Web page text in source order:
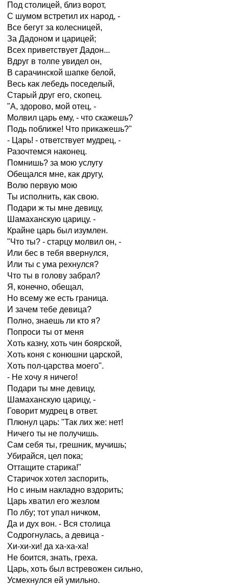
Под столицей, близ ворот,
С шумом встретил их народ, -
Все бегут за колесницей,
За Дадоном и царицей;
Всех приветствует Дадон...
Вдруг в толпе увидел он,
В сарачинской шапке белой,
Весь как лебедь поседелый,
Старый друг его, скопец.
"А, здорово, мой отец, -
Молвил царь ему, - что скажешь?
Подь поближе! Что прикажешь?"
- Царь! - ответствует мудрец, -
Разочтемся наконец.
Помнишь? за мою услугу
Обещался мне, как другу,
Волю первую мою
Ты исполнить, как свою.
Подари ж ты мне девицу,
Шамаханскую царицу. -
Крайне царь был изумлен.
"Что ты? - старцу молвил он, -
Или бес в тебя ввернулся,
Или ты с ума рехнулся?
Что ты в голову забрал?
Я, конечно, обещал,
Но всему же есть граница.
И зачем тебе девица?
Полно, знаешь ли кто я?
Попроси ты от меня
Хоть казну, хоть чин боярской,
Хоть коня с конюшни царской,
Хоть пол-царства моего".
- Не хочу я ничего!
Подари ты мне девицу,
Шамаханскую царицу, -
Говорит мудрец в ответ.
Плюнул царь: "Так лих же: нет!
Ничего ты не получишь.
Сам себя ты, грешник, мучишь;
Убирайся, цел пока;
Оттащите старика!"
Старичок хотел заспорить,
Но с иным накладно вздорить;
Царь хватил его жезлом
По лбу; тот упал ничком,
Да и дух вон. - Вся столица
Содрогнулась, а девица -
Хи-хи-хи! да ха-ха-ха!
Не боится, знать, греха.
Царь, хоть был встревожен сильно,
Усмехнулся ей умильно.